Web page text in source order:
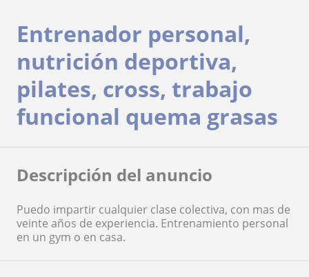
Entrenador personal,
nutrición deportiva,
pilates, cross, trabajo
funcional quema grasas
Descripción del anuncio
Puedo impartir cualquier clase colectiva, con mas de
veinte años de experiencia. Entrenamiento personal
en un gym o en casa.